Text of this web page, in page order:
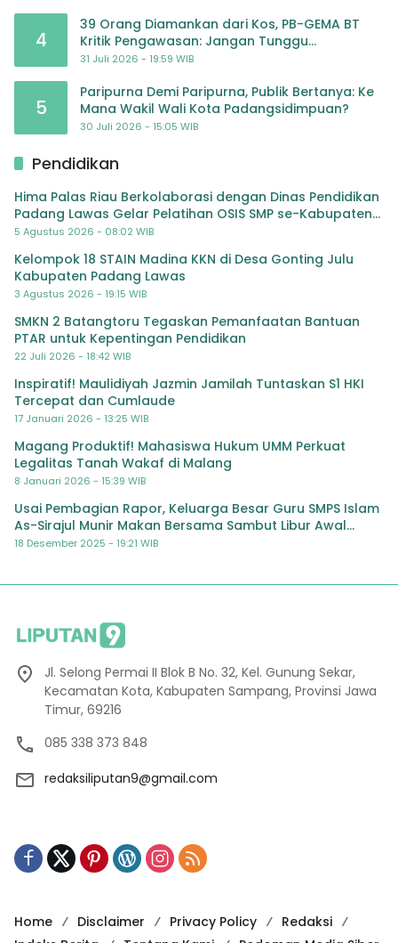
4
39 Orang Diamankan dari Kos, PB-GEMA BT
Kritik Pengawasan: Jangan Tunggu
Masyarakat Bergerak Baru Negara Bertindak
31 Juli 2026 - 19:59 WIB
5
Paripurna Demi Paripurna, Publik Bertanya: Ke
Mana Wakil Wali Kota Padangsidimpuan?
30 Juli 2026 - 15:05 WIB
Pendidikan
Hima Palas Riau Berkolaborasi dengan Dinas Pendidikan
Padang Lawas Gelar Pelatihan OSIS SMP se-Kabupaten
Padang Lawas
5 Agustus 2026 - 08:02 WIB
Kelompok 18 STAIN Madina KKN di Desa Gonting Julu
Kabupaten Padang Lawas
3 Agustus 2026 - 19:15 WIB
SMKN 2 Batangtoru Tegaskan Pemanfaatan Bantuan
PTAR untuk Kepentingan Pendidikan
22 Juli 2026 - 18:42 WIB
Inspiratif! Maulidiyah Jazmin Jamilah Tuntaskan S1 HKI
Tercepat dan Cumlaude
17 Januari 2026 - 13:25 WIB
Magang Produktif! Mahasiswa Hukum UMM Perkuat
Legalitas Tanah Wakaf di Malang
8 Januari 2026 - 15:39 WIB
Usai Pembagian Rapor, Keluarga Besar Guru SMPS Islam
As-Sirajul Munir Makan Bersama Sambut Libur Awal
Semester
18 Desember 2025 - 19:21 WIB
Jl. Selong Permai II Blok B No. 32, Kel. Gunung Sekar,
Kecamatan Kota, Kabupaten Sampang, Provinsi Jawa
Timur, 69216
085 338 373 848
redaksiliputan9@gmail.com
Home Disclaimer Privacy Policy
Redaksi